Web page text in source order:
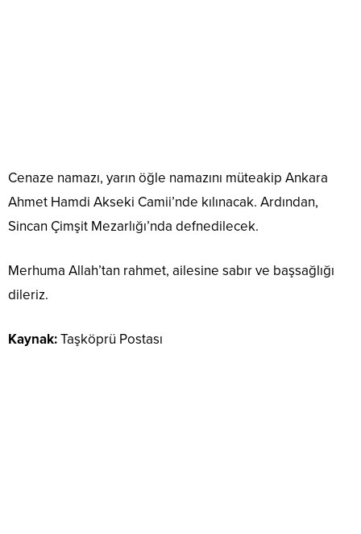
Cenaze namazı, yarın öğle namazını müteakip Ankara
Ahmet Hamdi Akseki Camii’nde kılınacak. Ardından,
Sincan Çimşit Mezarlığı’nda defnedilecek.
Merhuma Allah’tan rahmet, ailesine sabır ve başsağlığı
dileriz.
Kaynak:Taşköprü Postası